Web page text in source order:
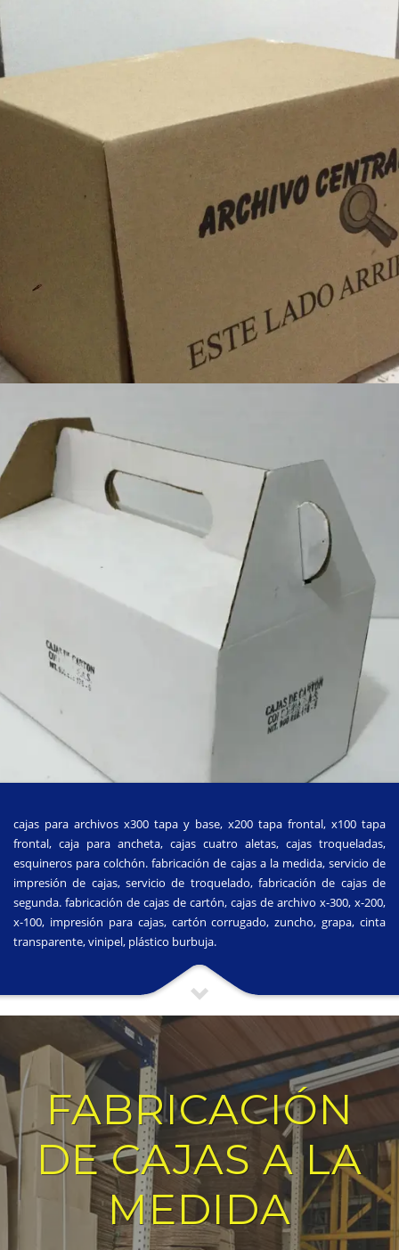
cajas para archivos x300 tapa y base, x200 tapa frontal, x100 tapa
frontal, caja para ancheta, cajas cuatro aletas, cajas troqueladas,
esquineros para colchón. fabricación de cajas a la medida, servicio de
impresión de cajas, servicio de troquelado, fabricación de cajas de
segunda. fabricación de cajas de cartón, cajas de archivo x-300, x-200,
x-100, impresión para cajas, cartón corrugado, zuncho, grapa, cinta
transparente, vinipel, plástico burbuja.
FABRICACIÓN
DE CAJAS A LA
MEDIDA